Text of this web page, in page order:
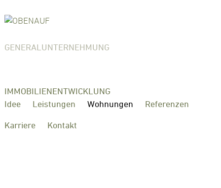
GENERALUNTERNEHMUNG
IMMOBILIENENTWICKLUNG
Idee
Leistungen Wohnungen Referenzen
Karriere Kontakt